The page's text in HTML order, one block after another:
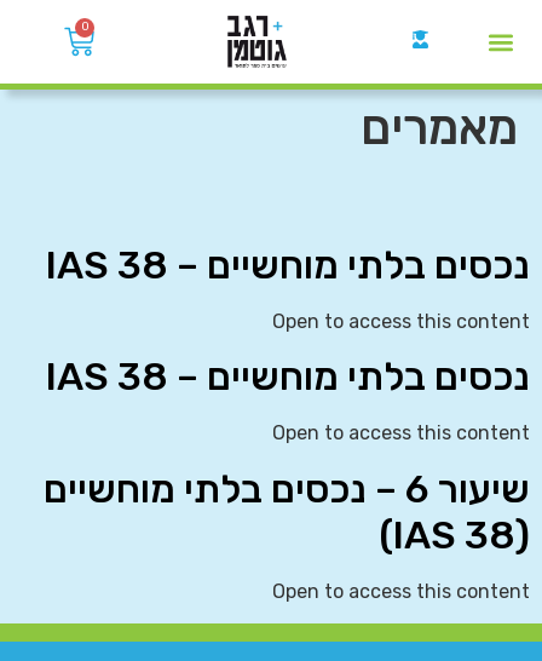
0
מאמרים
נכסים בלתי מוחשיים – IAS 38
Open to access this content
נכסים בלתי מוחשיים – IAS 38
Open to access this content
שיעור 6 – נכסים בלתי מוחשיים
(IAS 38)
Open to access this content